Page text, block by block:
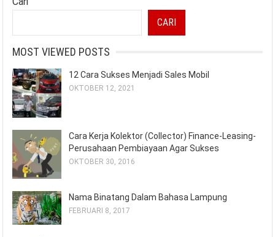
CARI
MOST VIEWED POSTS
12 Cara Sukses Menjadi Sales Mobil
OKTOBER 12, 2021
Cara Kerja Kolektor (Collector) Finance-Leasing-
Perusahaan Pembiayaan Agar Sukses
OKTOBER 30, 2016
Nama Binatang Dalam Bahasa Lampung
FEBRUARI 8, 2017